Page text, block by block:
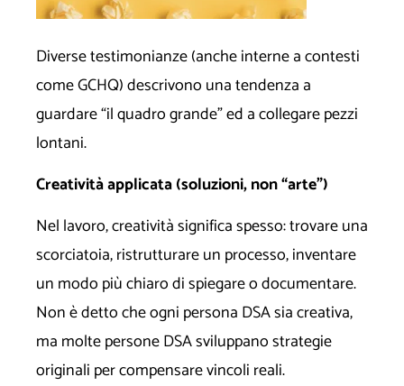
Diverse testimonianze (anche interne a contesti
come GCHQ) descrivono una tendenza a
guardare “il quadro grande” ed a collegare pezzi
lontani.
Creatività applicata (soluzioni, non “arte”)
Nel lavoro, creatività significa spesso: trovare una
scorciatoia, ristrutturare un processo, inventare
un modo più chiaro di spiegare o documentare.
Non è detto che ogni persona DSA sia creativa,
ma molte persone DSA sviluppano strategie
originali per compensare vincoli reali.